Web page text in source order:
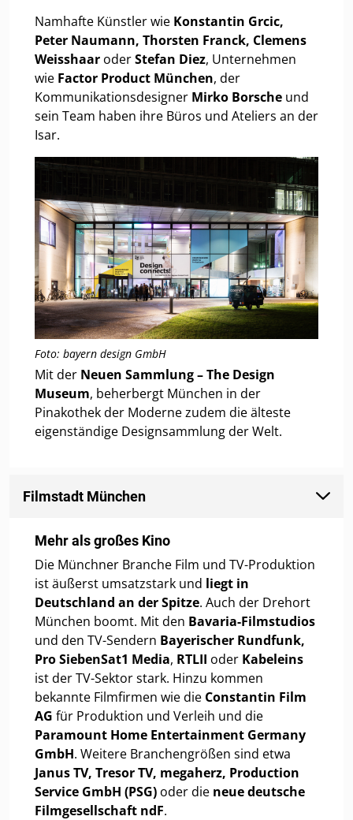
Namhafte Künstler wie Konstantin Grcic,
Peter Naumann, Thorsten Franck, Clemens
Weisshaar oderStefan Diez, Unternehmen
wie Factor Product München, der
Kommunikationsdesigner Mirko Borsche und
sein Team haben ihre Büros und Ateliers an der
Isar.
Foto: bayern design GmbH
Mit der Neuen Sammlung – The Design
Museum, beherbergt München in der
Pinakothek der Moderne zudem die älteste
eigenständige Designsammlung der Welt.
Filmstadt München
Mehr als großes Kino
Die Münchner Branche Film und TV-Produktion
ist äußerst umsatzstark und liegt in
Deutschland an der Spitze. Auch der Drehort
München boomt. Mit den Bavaria-Filmstudios
und den TV-Sendern Bayerischer Rundfunk,
Pro SiebenSat1 Media, RTLII oder Kabeleins
ist der TV-Sektor stark. Hinzu kommen
bekannte Filmfirmen wie die Constantin Film
AG für Produktion und Verleih und die
Paramount Home Entertainment Germany
GmbH. Weitere Branchengrößen sind etwa
Janus TV, Tresor TV, megaherz, Production
Service GmbH (PSG) oder die neue deutsche
Filmgesellschaft ndF.